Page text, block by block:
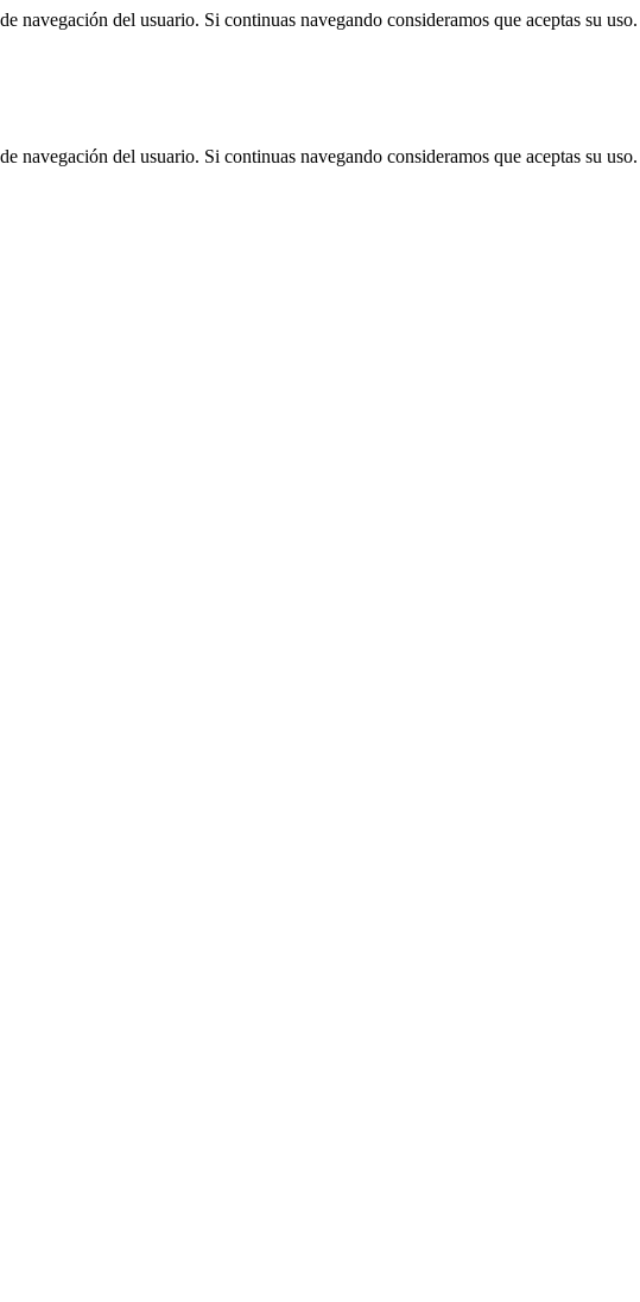
navegación del usuario. Si continuas navegando consideramos que aceptas su
navegación del usuario. Si continuas navegando consideramos que aceptas su